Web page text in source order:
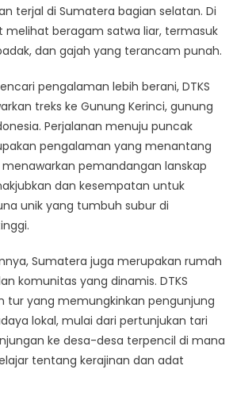
terjal di Sumatera bagian selatan. Di
melihat beragam satwa liar, termasuk
dan gajah yang terancam punah.
pengalaman lebih berani, DTKS
treks ke Gunung Kerinci, gunung
Perjalanan menuju puncak
pengalaman yang menantang
pemandangan lanskap
dan kesempatan untuk
unik yang tumbuh subur di
Sumatera juga merupakan rumah
komunitas yang dinamis. DTKS
tur yang memungkinkan pengunjung
lokal, mulai dari pertunjukan tari
ke desa-desa terpencil di mana
tentang kerajinan dan adat